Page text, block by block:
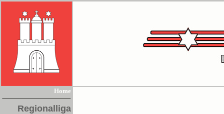
Home
Regionalliga